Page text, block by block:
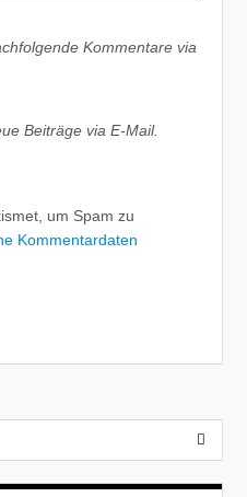
Kommentare via
Beiträge via E-Mail.
um Spam zu
Kommentardaten